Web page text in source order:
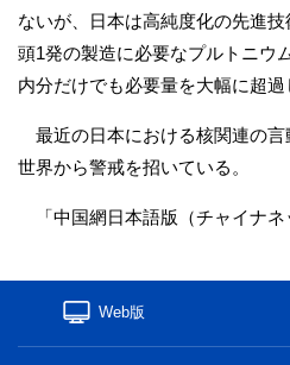
ないが、日本は高純度化の先進
頭1発の製造に必要なプルトニウ
内分だけでも必要量を大幅に超過
最近の日本における核関連の
世界から警戒を招いている。
「中国網日本語版（チャイナ
Web版